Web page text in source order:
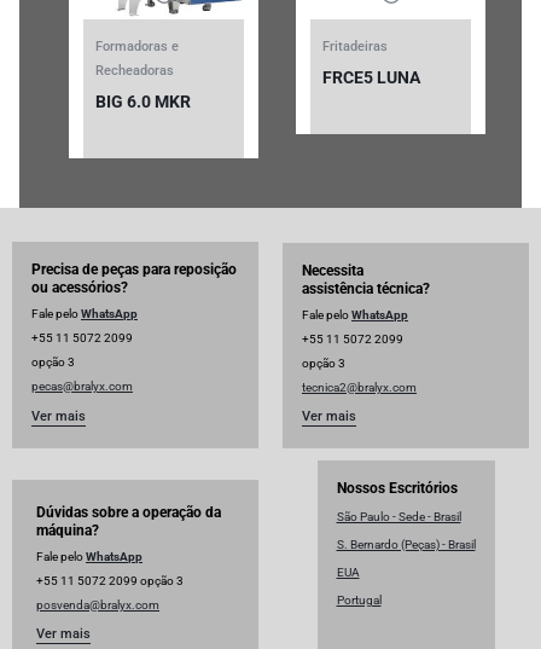
Formadoras e
Recheadoras
BIG 6.0 MKR
Fritadeiras
FRCE5 LUNA
Precisa de peças para reposição
ou acessórios?
Fale peloWhatsApp
+55 11 5072 2099
opção 3
pecas@bralyx.com
Ver mais
Necessita
assistência técnica?
Fale peloWhatsApp
+55 11 5072 2099
opção 3
tecnica2@bralyx.com
Ver mais
Dúvidas sobre a operação da
máquina?
Fale peloWhatsApp
+55 11 5072 2099 opção 3
posvenda@bralyx.com
Ver mais
Nossos Escritórios
São Paulo - Sede - Brasil
S. Bernardo (Peças) - Brasil
EUA
Portugal